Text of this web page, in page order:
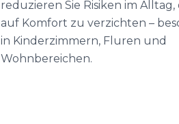
reduzieren Sie Risiken im Alltag,
auf Komfort zu verzichten –
in Kinderzimmern, Fluren und
Wohnbereichen.